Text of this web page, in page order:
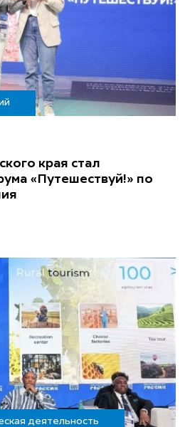
края стал
«Путешествуй!» по
деятельность